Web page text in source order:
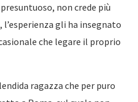
non crede più
gli ha insegnato
che legare il proprio
ragazza che per puro